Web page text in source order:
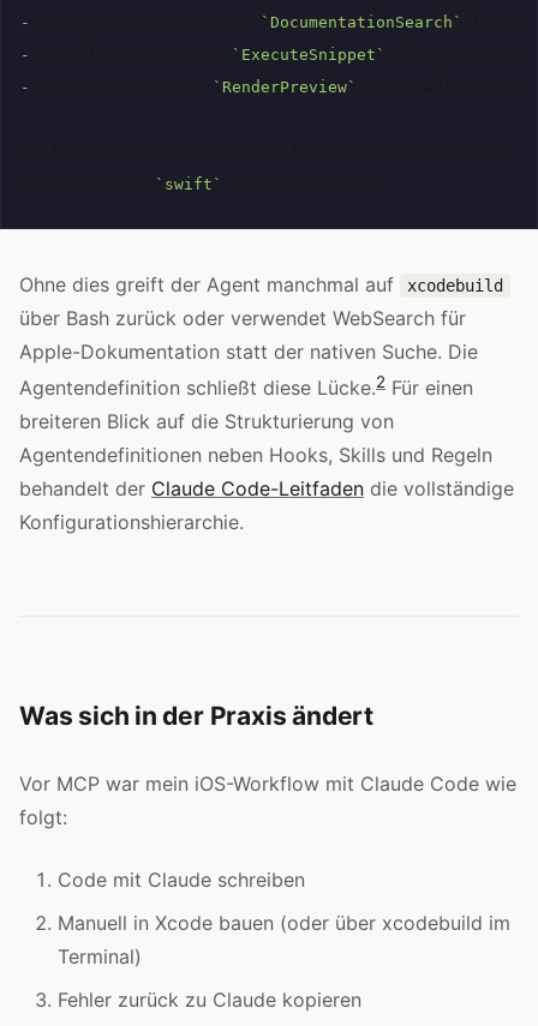
-
`DocumentationSearch`
-
`ExecuteSnippet`
-
`RenderPreview`
`swift`
Ohne dies greift der Agent manchmal auf xcodebuild
über Bash zurück oder verwendet WebSearch für
Apple-Dokumentation statt der nativen Suche. Die
Agentendefinition schließt diese Lücke.2 Für einen
breiteren Blick auf die Strukturierung von
Agentendefinitionen neben Hooks, Skills und Regeln
behandelt der Claude Code-Leitfaden die vollständige
Konfigurationshierarchie.
Was sich in der Praxis ändert
Vor MCP war mein iOS-Workflow mit Claude Code wie
folgt:
Code mit Claude schreiben
Manuell in Xcode bauen (oder über xcodebuild im
Terminal)
Fehler zurück zu Claude kopieren